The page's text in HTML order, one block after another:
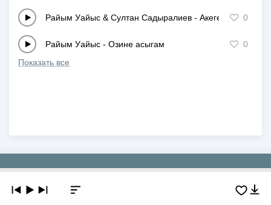
Райым Уайыс & Султан Садыралиев - Акеге xат 0
Райым Уайыс - Озине асыгам
0
Показать все
О сайте